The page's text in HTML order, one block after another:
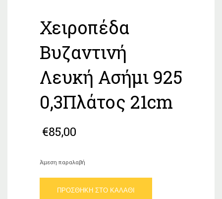
Χειροπέδα
Βυζαντινή
Λευκή Ασήμι 925
0,3Πλάτος 21cm
€85,00
Άμεση παραλαβή
ΒυζαντινήΠΡΟΣΘΉΚΗ ΣΤΟ ΚΑΛΆΘΙ